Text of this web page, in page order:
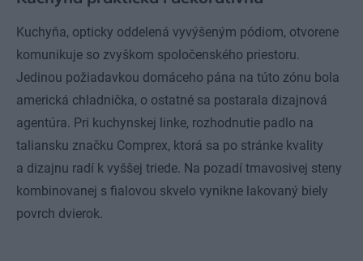
Kuchyňa, opticky oddelená vyvýšeným pódiom, otvorene
komunikuje so zvyškom spoločenského priestoru.
Jedinou požiadavkou domáceho pána na túto zónu bola
americká chladnička, o ostatné sa postarala dizajnová
agentúra. Pri kuchynskej linke, rozhodnutie padlo na
taliansku značku Comprex, ktorá sa po stránke kvality
a dizajnu radí k vyššej triede. Na pozadí tmavosivej steny
kombinovanej s fialovou skvelo vynikne lakovaný biely
povrch dvierok.